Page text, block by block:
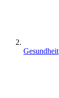
Gesundheit